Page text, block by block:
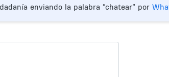
enviando la palabra “chatear” por